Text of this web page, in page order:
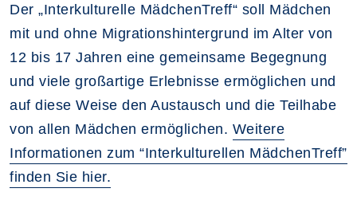
Der „Interkulturelle MädchenTreff“ soll Mädchen
mit und ohne Migrationshintergrund im Alter von
12 bis 17 Jahren eine gemeinsame Begegnung
und viele großartige Erlebnisse ermöglichen und
auf diese Weise den Austausch und die Teilhabe
von allen Mädchen ermöglichen. Weitere
Informationen zum “Interkulturellen MädchenTreff”
finden Sie hier.